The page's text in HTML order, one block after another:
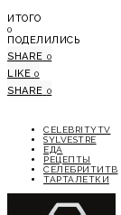
ИТОГО
0
ПОДЕЛИЛИСЬ
SHARE 0
LIKE 0
SHARE 0
CELEBRITYTV
SYLVESTRE
ЕДА
РЕЦЕПТЫ
СЕЛЕБРИТИТВ
ТАРТАЛЕТКИ